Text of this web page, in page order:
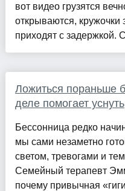
вот видео грузятся
открываются,
приходят с задержкой.
Ложиться пораньше
деле помогает уснуть
Бессонница редко
мы сами незаметно
светом, тревогами и
Семейный терапевт
почему привычная